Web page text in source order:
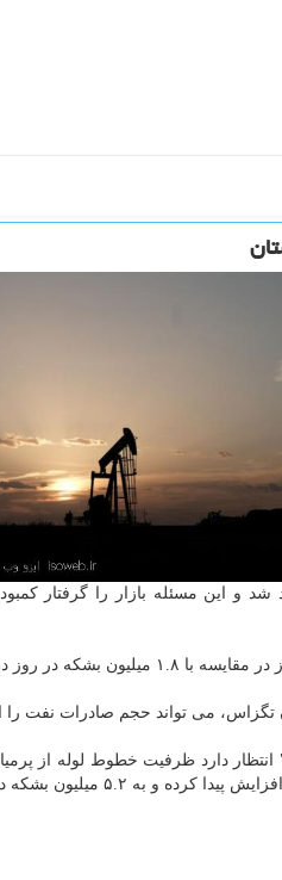
و این مسئله بازار را گرفتار
تگزاس، می تواند حجم صادرات نفت را
انتظار دارد ظرفیت خطوط لوله از